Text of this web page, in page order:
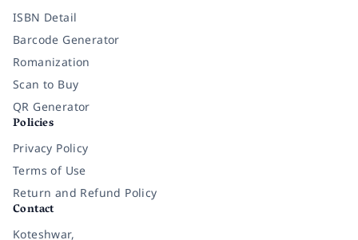
ISBN Detail
Barcode Generator
Romanization
Scan to Buy
QR Generator
Policies
Privacy Policy
Terms of Use
Return and Refund Policy
Contact
Koteshwar,